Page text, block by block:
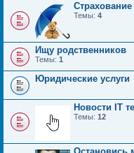
Темы: 4
Ищу родственников
Темы: 1
Юридические услуги
Новости IT
Темы: 12